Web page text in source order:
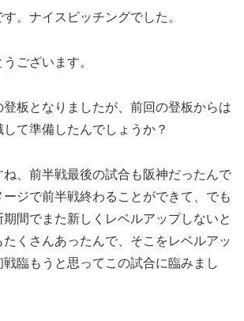
。ナイスピッチングでした。
ございます。
板となりましたが、前回の登板からは
て準備したんでしょうか？
ね、前半戦最後の試合も阪神だったんで
ジで前半戦終わることができて、でも
間でまた新しくレベルアップしないと
くさんあったんで、そこをレベルアッ
臨もうと思ってこの試合に臨みまし